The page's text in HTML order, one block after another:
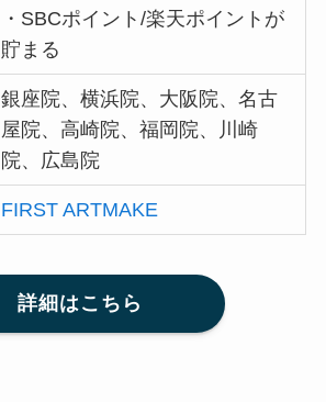
・ SBCポイント/楽天ポイントが
貯まる
銀座院、横浜院、大阪院、名古
屋院、高崎院、福岡院、川崎
院、広島院
FIRST ARTMAKE
詳細はこちら